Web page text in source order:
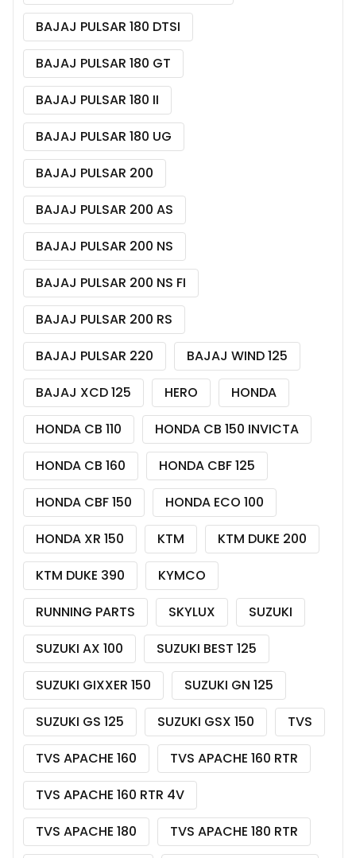
BAJAJ PULSAR 180 DTSI
BAJAJ PULSAR 180 GT
BAJAJ PULSAR 180 II
BAJAJ PULSAR 180 UG
BAJAJ PULSAR 200
BAJAJ PULSAR 200 AS
BAJAJ PULSAR 200 NS
BAJAJ PULSAR 200 NS FI
BAJAJ PULSAR 200 RS
BAJAJ PULSAR 220
BAJAJ WIND 125
BAJAJ XCD 125
HERO
HONDA
HONDA CB 110
HONDA CB 150 INVICTA
HONDA CB 160
HONDA CBF 125
HONDA CBF 150
HONDA ECO 100
HONDA XR 150
KTM
KTM DUKE 200
KTM DUKE 390
KYMCO
RUNNING PARTS
SKYLUX
SUZUKI
SUZUKI AX 100
SUZUKI BEST 125
SUZUKI GIXXER 150
SUZUKI GN 125
SUZUKI GS 125
SUZUKI GSX 150
TVS
TVS APACHE 160
TVS APACHE 160 RTR
TVS APACHE 160 RTR 4V
TVS APACHE 180
TVS APACHE 180 RTR